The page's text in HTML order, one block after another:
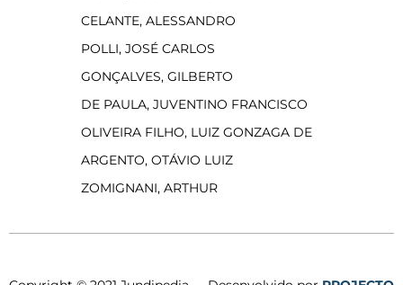
CELANTE, ALESSANDRO
POLLI, JOSÉ CARLOS
GONÇALVES, GILBERTO
DE PAULA, JUVENTINO FRANCISCO
OLIVEIRA FILHO, LUIZ GONZAGA DE
ARGENTO, OTÁVIO LUIZ
ZOMIGNANI, ARTHUR